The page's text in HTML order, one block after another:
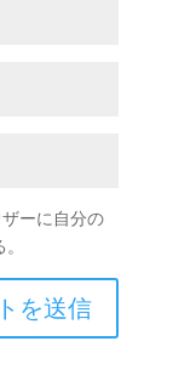
ーに自分の